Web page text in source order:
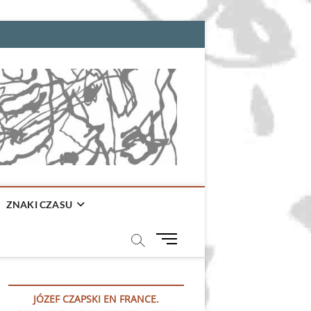
ZNAKI CZASU
M
u
JÓZEF CZAPSKI EN FRANCE.